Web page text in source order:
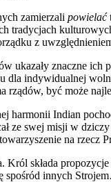
zamierzali powielać
tradycjach
z
ukazały znaczne
dla indywidualnej
rządów, być może
harmonii Indian
ze swej misji w
na rzecz
Król składa
innych